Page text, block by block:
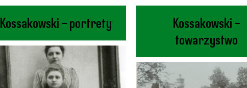
Kossakowski – portrety
Kossakowski –
towarzystwo